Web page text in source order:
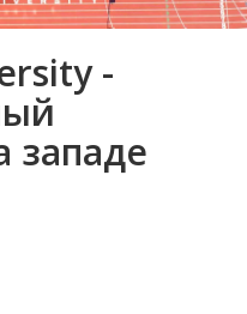
-
западе